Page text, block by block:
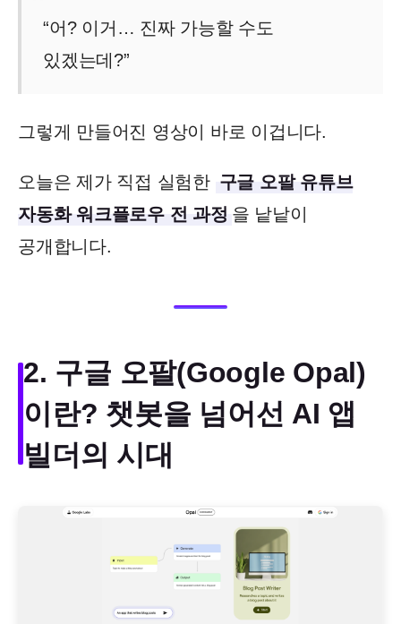
“어? 이거… 진짜 가능할 수도
있겠는데?”
그렇게 만들어진 영상이 바로 이겁니다.
오늘은 제가 직접 실험한 구글 오팔 유튜브
자동화 워크플로우 전 과정 을 낱낱이
공개합니다.
2. 구글 오팔(Google Opal)
이란? 챗봇을 넘어선 AI 앱
빌더의 시대